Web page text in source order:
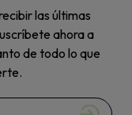
las últimas
ahora a
de todo lo que